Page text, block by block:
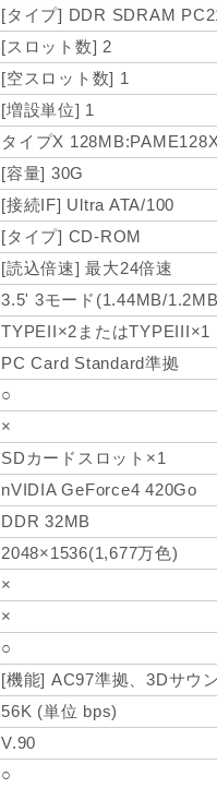
[タイプ] DDR SDRAM
[スロット数] 2
[空スロット数] 1
[増設単位] 1
タイプX
[容量] 30G
[接続IF] Ultra ATA/100
[タイプ] CD-ROM
[読込倍速] 最大24倍速
3.5' 3モード(1.44MB/
TYPEII×2またはTYPEIII×1
PC Card Standard準拠
○
×
SDカードスロット×1
nVIDIA GeForce4 420Go
DDR 32MB
2048×1536(1,677万色)
×
×
○
[機能] AC97準拠、3Dサウ
56K (単位 bps)
V.90
○